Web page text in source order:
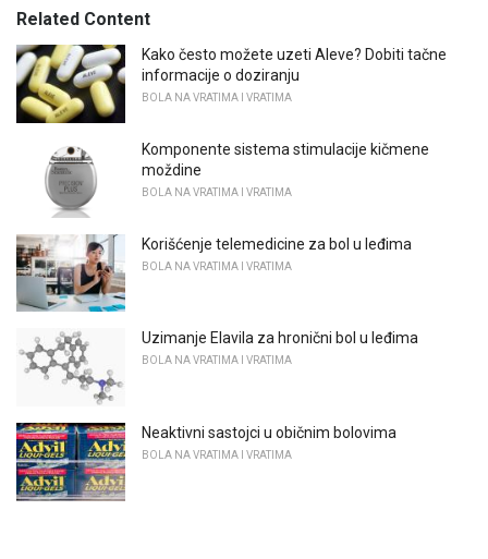
Related Content
Kako često možete uzeti Aleve? Dobiti tačne
informacije o doziranju
BOLA NA VRATIMA I VRATIMA
Komponente sistema stimulacije kičmene
moždine
BOLA NA VRATIMA I VRATIMA
Korišćenje telemedicine za bol u leđima
BOLA NA VRATIMA I VRATIMA
Uzimanje Elavila za hronični bol u leđima
BOLA NA VRATIMA I VRATIMA
Neaktivni sastojci u običnim bolovima
BOLA NA VRATIMA I VRATIMA